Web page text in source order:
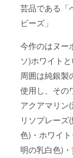
芸品である「
ビーズ」
今作のはヌー
ソ)ホワイト
周囲は純銀製
使用し、その
アクアマリン
リソプレーズ
色)・ホワイ
明の乳白色)